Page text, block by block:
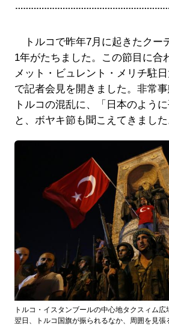
トルコで昨年7月に起きたクー
1年がたちました。この節目に合
メット・ビュレント・メリチ駐
で記者会見を開きました。非常
トルコの混乱に、「日本のよう
と、ボヤキ節も聞こえてきました
トルコ・イスタンブールの中心地タクスィム
翌日、トルコ国旗が振られるなか、周囲を見